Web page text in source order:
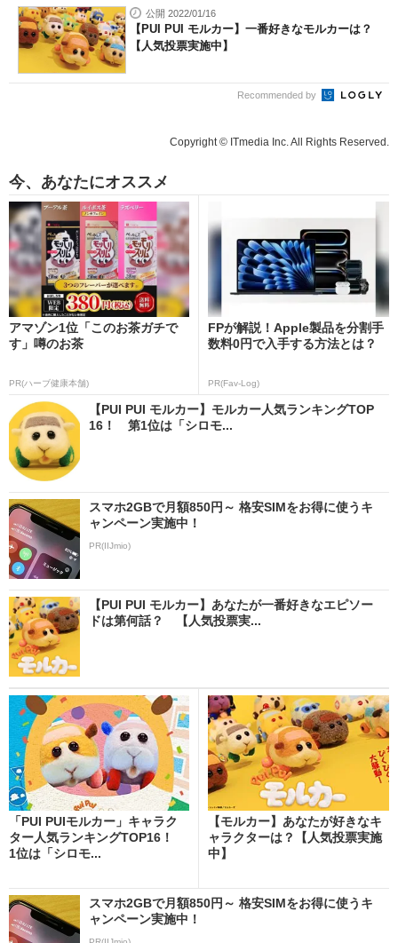
公開 2022/01/16
【PUI PUI モルカー】一番好きなモルカーは？
【人気投票実施中】
Recommended by
Copyright © ITmedia Inc. All Rights Reserved.
今、あなたにオススメ
アマゾン1位「このお茶ガチで
す」噂のお茶
PR(ハーブ健康本舗)
FPが解説！Apple製品を分割手
数料0円で入手する方法とは？
PR(Fav-Log)
【PUI PUI モルカー】モルカー人気ランキングTOP
16！ 第1位は「シロモ...
スマホ2GBで月額850円～ 格安SIMをお得に使うキ
ャンペーン実施中！
PR(IIJmio)
【PUI PUI モルカー】あなたが一番好きなエピソー
ドは第何話？ 【人気投票実...
「PUI PUIモルカー」キャラク
ター人気ランキングTOP16！
1位は「シロモ...
【モルカー】あなたが好きなキ
ャラクターは？【人気投票実施
中】
スマホ2GBで月額850円～ 格安SIMをお得に使うキ
ャンペーン実施中！